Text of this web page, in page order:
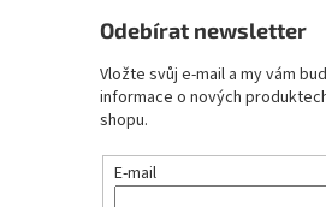
Odebírat newsletter
Vložte svůj e-mail a my vám
informace o nových
shopu.
E-mail